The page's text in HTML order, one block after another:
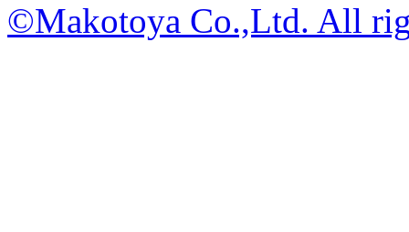
©Makotoya Co.,Ltd. All